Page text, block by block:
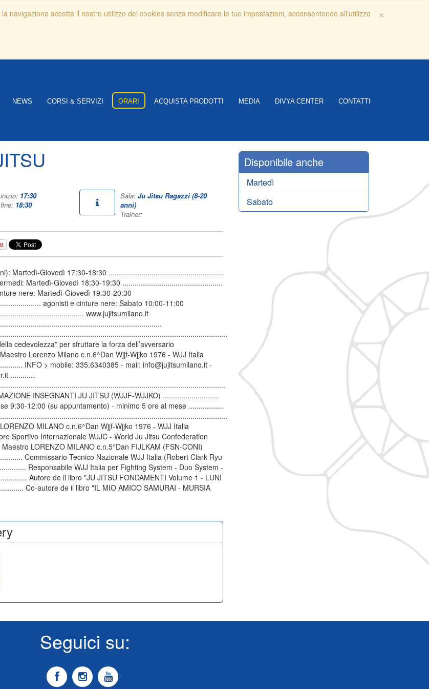
×
navigazione accetta il nostro utilizzo dei cookies senza modificare le tue impostazioni, acconsentendo all'utilizzo
NEWS CORSI & SERVIZI ORARI ACQUISTA PRODOTTI MEDIA DIVYA CENTER CONTATTI
17:30
18:30
Sala: Ju Jitsu Ragazzi (8-20
anni)
Trainer:
Martedì-Giovedì 17:30-18:30 ........................................................
Martedì-Giovedì 18:30-19:30 .................................................
nere: Martedì-Giovedì 19:30-20:30
agonisti e cinture nere: Sabato 10:00-11:00
www.jujitsumilano.it
cedevolezza” per sfruttare la forza dell’avversario
Lorenzo Milano c.n.6^Dan Wjjf-Wjjko 1976 - WJJ Italia
INFO > mobile: 335.6340385 - mail: info@jujitsumilano.it -
............
INSEGNANTI JU JITSU (WJJF-WJJKO) ...........................
9:30-12:00 (su appuntamento) - minimo 5 ore al mese .................
MILANO c.n.6^Dan Wjjf-Wjjko 1976 - WJJ Italia
Sportivo Internazionale WJJC - World Ju Jitsu Confederation
LORENZO MILANO c.n.5°Dan FIJLKAM (FSN-CONI)
Commissario Tecnico Nazionale WJJ Italia (Robert Clark Ryu
Responsabile WJJ Italia per Fighting System - Duo System -
Autore de il libro "JU JITSU FONDAMENTI Volume 1 - LUNI
Co-autore de il libro "IL MIO AMICO SAMURAI - MURSIA
Disponibile anche
Martedì
Sabato
Seguici su: